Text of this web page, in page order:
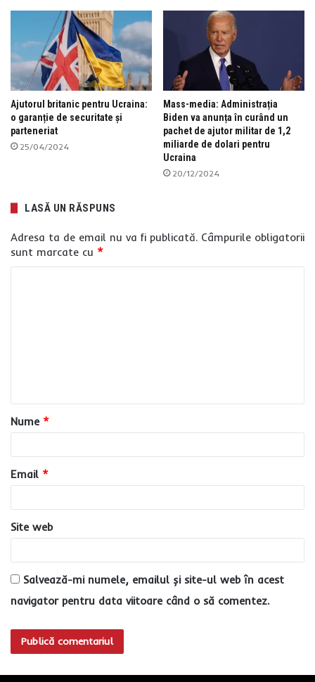
Ajutorul britanic pentru Ucraina:
o garanție de securitate și
parteneriat
25/04/2024
Mass-media: Administrația
Biden va anunța în curând un
pachet de ajutor militar de 1,2
miliarde de dolari pentru
Ucraina
20/12/2024
LASĂ UN RĂSPUNS
Adresa ta de email nu va fi publicată. Câmpurile obligatorii
sunt marcate cu *
a
r
*
Nume *
Email *
Site web
Salvează-mi numele, emailul și site-ul web în acest
navigator pentru data viitoare când o să comentez.